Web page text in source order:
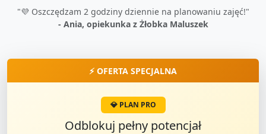
"💜 Oszczędzam 2 godziny dziennie na planowaniu zajęć!"
- Ania, opiekunka z Żłobka Maluszek
⚡ OFERTA SPECJALNA
💎 PLAN PRO
Odblokuj pełny potencjał